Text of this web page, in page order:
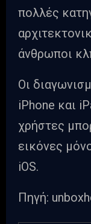
πολλές
άνθρωποι
Οι
iPhone και
χρήστες
εικόνες
iOS.
Πηγή: